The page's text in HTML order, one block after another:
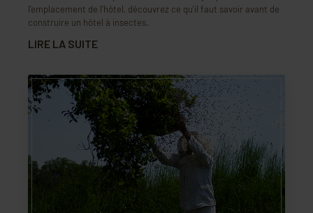
l'emplacement de l'hôtel, découvrez ce qu'il faut savoir avant de
construire un hôtel à insectes.
LIRE LA SUITE